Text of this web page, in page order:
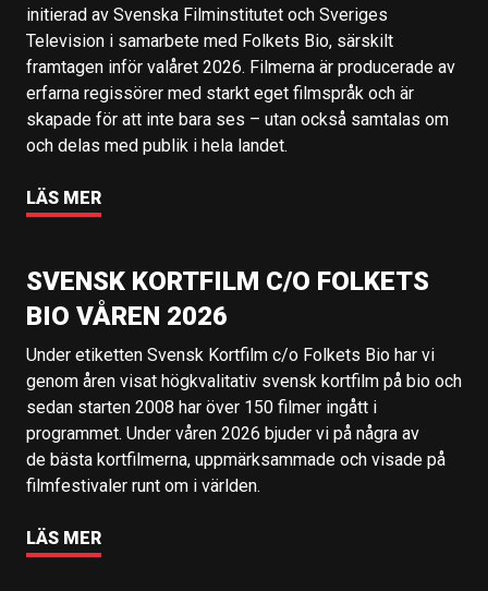
initierad av Svenska Filminstitutet och Sveriges
Television i samarbete med Folkets Bio, särskilt
framtagen inför valåret 2026. Filmerna är producerade av
erfarna regissörer med starkt eget filmspråk och är
skapade för att inte bara ses – utan också samtalas om
och delas med publik i hela landet.
LÄS MER
SVENSK KORTFILM C/O FOLKETS
BIO VÅREN 2026
Under etiketten Svensk Kortfilm c/o Folkets Bio har vi
genom åren visat högkvalitativ svensk kortfilm på bio och
sedan starten 2008 har över 150 filmer ingått i
programmet. Under våren 2026 bjuder vi på några av
de bästa kortfilmerna, uppmärksammade och visade på
filmfestivaler runt om i världen.
LÄS MER